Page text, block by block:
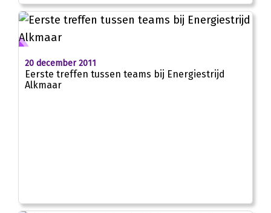
20 december 2011
Eerste treffen tussen teams bij Energiestrijd
Alkmaar